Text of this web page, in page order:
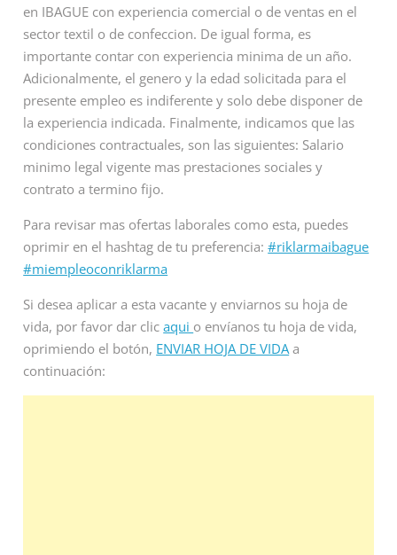
en IBAGUE con experiencia comercial o de ventas en el
sector textil o de confeccion. De igual forma, es
importante contar con experiencia minima de un año.
Adicionalmente, el genero y la edad solicitada para el
presente empleo es indiferente y solo debe disponer de
la experiencia indicada. Finalmente, indicamos que las
condiciones contractuales, son las siguientes: Salario
minimo legal vigente mas prestaciones sociales y
contrato a termino fijo.
Para revisar mas ofertas laborales como esta, puedes
oprimir en el hashtag de tu preferencia:#riklarmaibague
#miempleoconriklarma
Si desea aplicar a esta vacante y enviarnos su hoja de
vida, por favor dar clicaqui o envíanos tu hoja de vida,
oprimiendo el botón, ENVIAR HOJA DE VIDAa
continuación: